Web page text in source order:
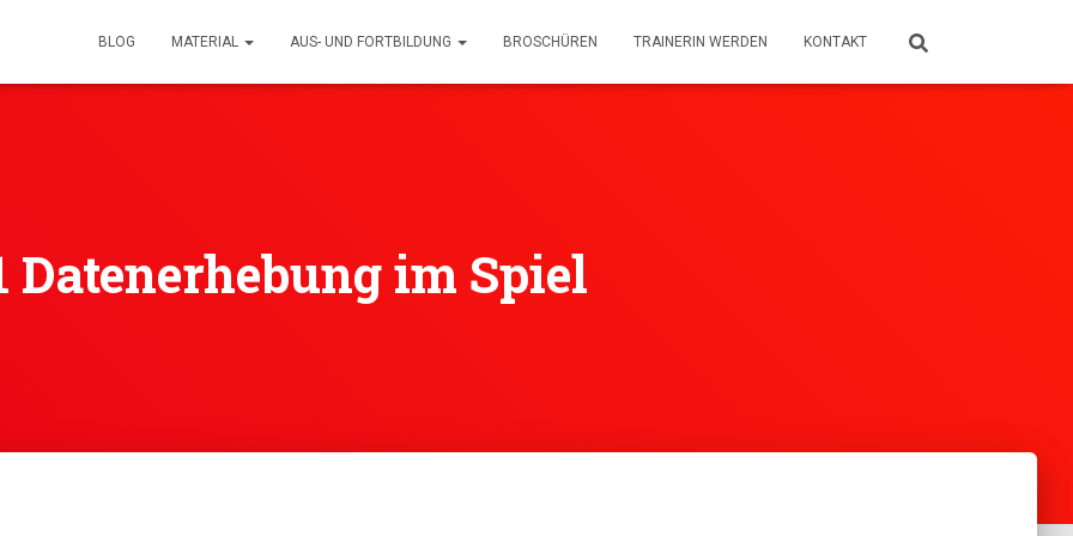
BLOG MATERIAL AUS- UND FORTBILDUNG BROSCHÜREN TRAINERIN WERDEN KONTAKT
Datenerhebung im Spiel